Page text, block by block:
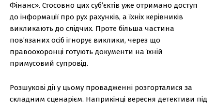
Фінанс». Стосовно цих суб’єктів уже отримано доступ
до інформації про рух рахунків, а їхніх керівників
викликають до слідчих. Проте більша частина
пов’язаних осіб ігнорує виклики, через що
правоохоронці готують документи на їхній
примусовий супровід.
Розшукові дії у цьому провадженні розгорталися за
складним сценарієм. Наприкінці вересня детективи під